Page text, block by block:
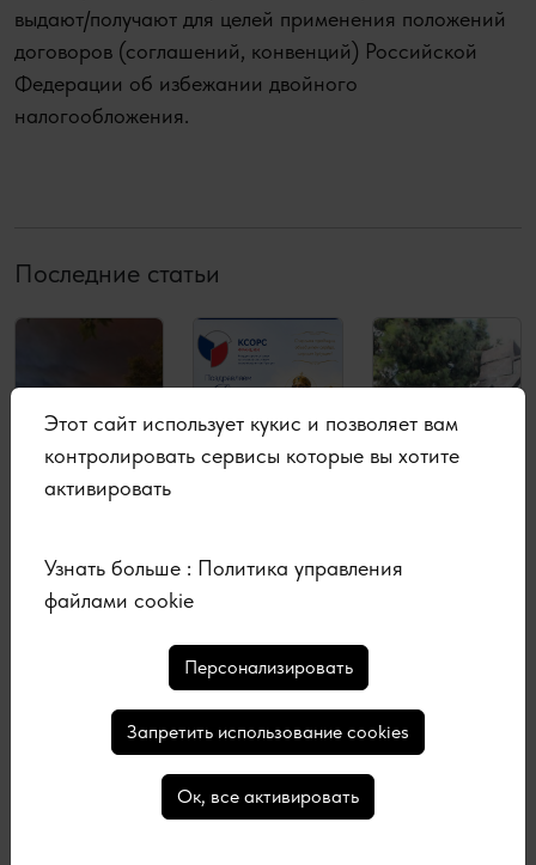
выдают/получают для целей применения положений
договоров (соглашений, конвенций) Российской
Федерации об избежании двойного
налогообложения.
Последние статьи
июля, 2026
Франции
Вторник 28
День
Крещени
я Руси:
история,
изменив
шая
истории
российск
Этот сайт использует кукис и позволяет вам
контролировать сервисы которые вы хотите
активировать
Узнать больше : Политика управления
файлами cookie
Персонализировать
Запретить использование cookies
Ок, все активировать